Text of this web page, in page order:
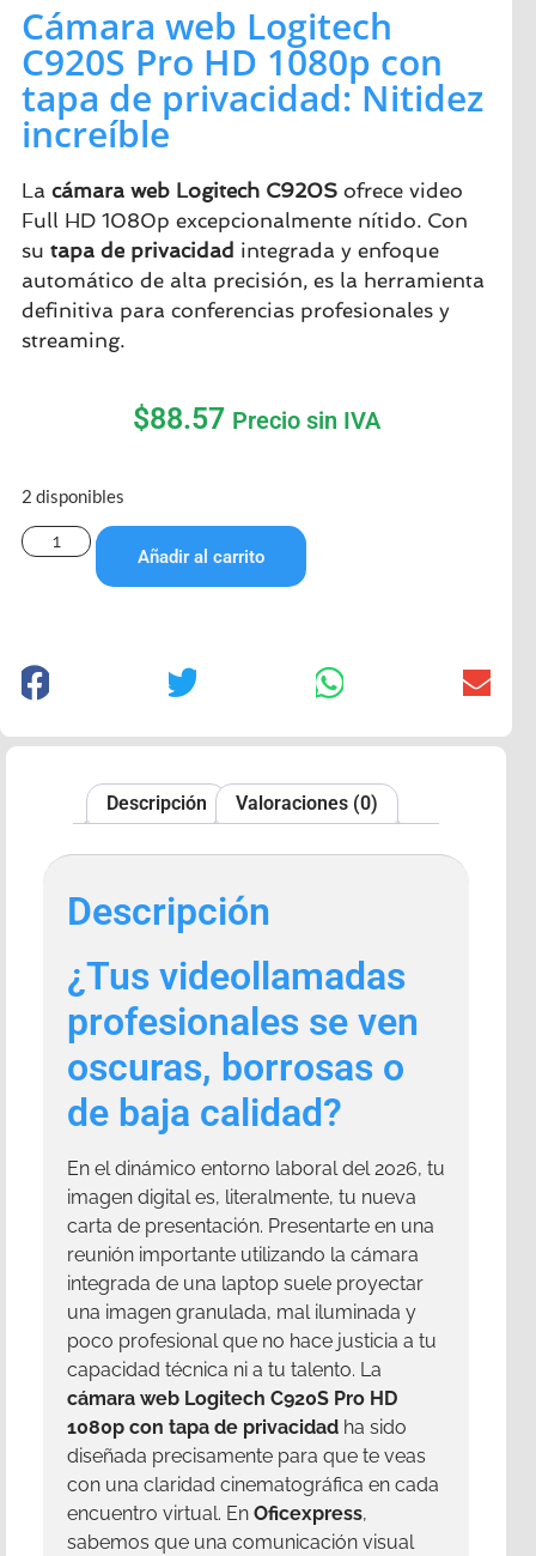
Cámara web Logitech
C920S Pro HD 1080p con
tapa de privacidad: Nitidez
increíble
La cámara web Logitech C920S ofrece video
Full HD 1080p excepcionalmente nítido. Con
su tapa de privacidad integrada y enfoque
automático de alta precisión, es la herramienta
definitiva para conferencias profesionales y
streaming.
$88.57 Precio sin IVA
2 disponibles
Añadir al carrito
Descripción Valoraciones (0)
Descripción
¿Tus videollamadas
profesionales se ven
oscuras, borrosas o
de baja calidad?
En el dinámico entorno laboral del 2026, tu
imagen digital es, literalmente, tu nueva
carta de presentación. Presentarte en una
reunión importante utilizando la cámara
integrada de una laptop suele proyectar
una imagen granulada, mal iluminada y
poco profesional que no hace justicia a tu
capacidad técnica ni a tu talento. La
cámara web Logitech C920S Pro HD
1080p con tapa de privacidad ha sido
diseñada precisamente para que te veas
con una claridad cinematográfica en cada
encuentro virtual. En Oficexpress,
sabemos que una comunicación visual